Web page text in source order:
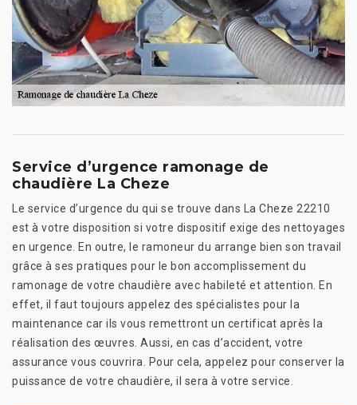
Service d’urgence ramonage de
chaudière La Cheze
Le service d’urgence du qui se trouve dans La Cheze 22210
est à votre disposition si votre dispositif exige des nettoyages
en urgence. En outre, le ramoneur du arrange bien son travail
grâce à ses pratiques pour le bon accomplissement du
ramonage de votre chaudière avec habileté et attention. En
effet, il faut toujours appelez des spécialistes pour la
maintenance car ils vous remettront un certificat après la
réalisation des œuvres. Aussi, en cas d’accident, votre
assurance vous couvrira. Pour cela, appelez pour conserver la
puissance de votre chaudière, il sera à votre service.